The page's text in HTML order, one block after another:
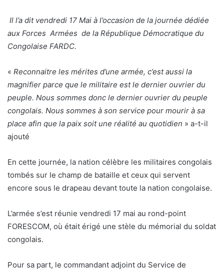
Il l’a dit vendredi 17 Mai à l’occasion de la journée dédiée
aux Forces Armées de la République Démocratique du
Congolaise FARDC.
« Reconnaitre les mérites d’une armée, c’est aussi la
magnifier parce que le militaire est le dernier ouvrier du
peuple. Nous sommes donc le dernier ouvrier du peuple
congolais. Nous sommes à son service pour mourir à sa
place afin que la paix soit une réalité au quotidien » a-t-il
ajouté
En cette journée, la nation célèbre les militaires congolais
tombés sur le champ de bataille et ceux qui servent
encore sous le drapeau devant toute la nation congolaise.
L’armée s’est réunie vendredi 17 mai au rond-point
FORESCOM, où était érigé une stèle du mémorial du soldat
congolais.
Pour sa part, le commandant adjoint du Service de